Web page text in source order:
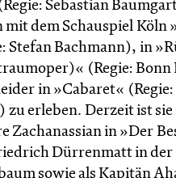
Sebastian
dem Schauspiel Köln
Stefan Bachmann), in
(Regie: Bonn
in »Cabaret«
zu erleben. Derzeit ist
Zachanassian in »Der
Dürrenmatt in der
sowie als Kapitän